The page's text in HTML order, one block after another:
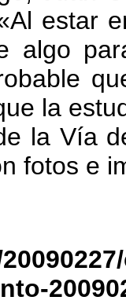
estar
algo
la
la Vía
fotos e